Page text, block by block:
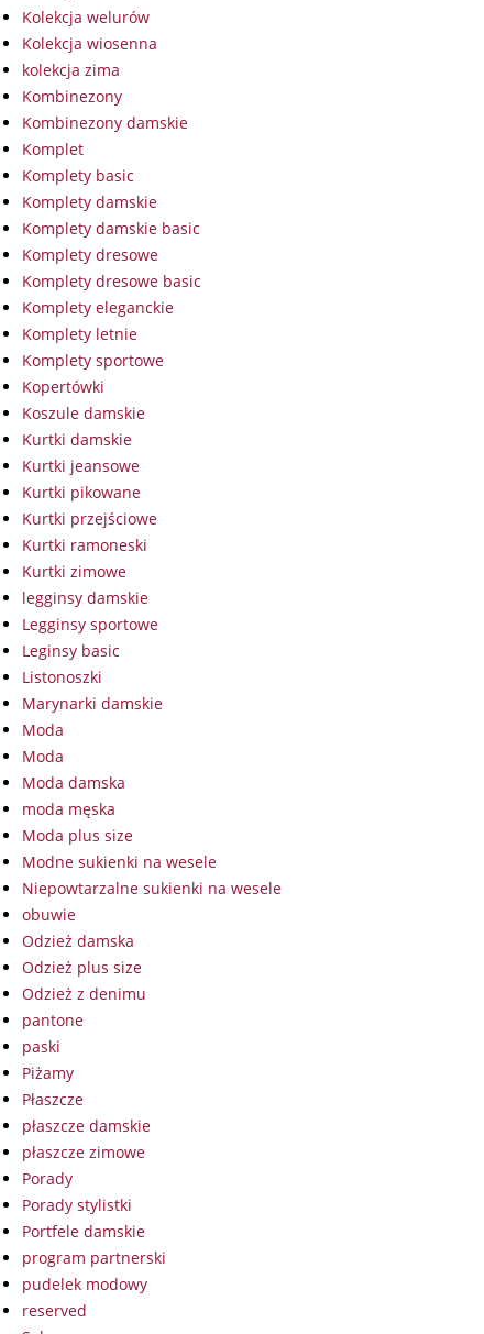
Kolekcja welurów
Kolekcja wiosenna
kolekcja zima
Kombinezony
Kombinezony damskie
Komplet
Komplety basic
Komplety damskie
Komplety damskie basic
Komplety dresowe
Komplety dresowe basic
Komplety eleganckie
Komplety letnie
Komplety sportowe
Kopertówki
Koszule damskie
Kurtki damskie
Kurtki jeansowe
Kurtki pikowane
Kurtki przejściowe
Kurtki ramoneski
Kurtki zimowe
legginsy damskie
Legginsy sportowe
Leginsy basic
Listonoszki
Marynarki damskie
Moda
Moda
Moda damska
moda męska
Moda plus size
Modne sukienki na wesele
Niepowtarzalne sukienki na wesele
obuwie
Odzież damska
Odzież plus size
Odzież z denimu
pantone
paski
Piżamy
Płaszcze
płaszcze damskie
płaszcze zimowe
Porady
Porady stylistki
Portfele damskie
program partnerski
pudelek modowy
reserved